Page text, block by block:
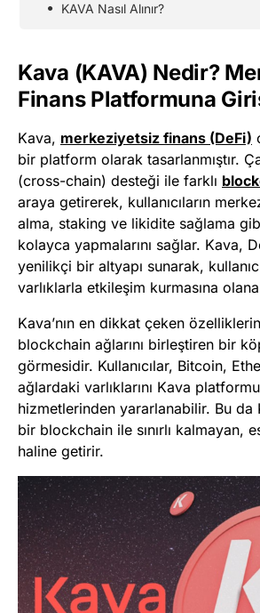
KAVA Nasıl Alınır?
Kava (KAVA) Nedir?
Finans Platformuna
Kava, merkeziyetsiz finans (DeFi)
bir platform olarak tasarlanmıştır.
(cross-chain) desteği ile farklı
araya getirerek, kullanıcıların
alma, staking ve likidite sağlama
kolayca yapmalarını sağlar. Kava,
yenilikçi bir altyapı sunarak,
varlıklarla etkileşim kurmasına
Kava’nın en dikkat çeken
blockchain ağlarını birleştiren bir
görmesidir. Kullanıcılar, Bitcoin,
ağlardaki varlıklarını Kava
hizmetlerinden yararlanabilir. Bu da
bir blockchain ile sınırlı kalmayan,
haline getirir.